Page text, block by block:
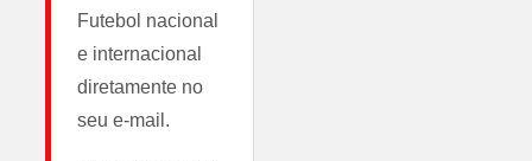
Futebol nacional
e internacional
diretamente no
seu e-mail.